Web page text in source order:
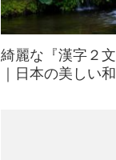
綺麗な『漢字２
｜日本の美しい